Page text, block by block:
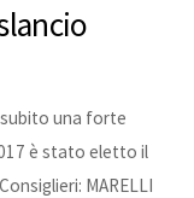
subito una forte
è stato eletto il
MARELLI